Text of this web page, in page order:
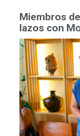
Miembros
lazos con